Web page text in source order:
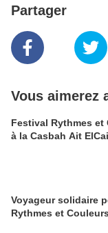
Partager
Vous aimerez
Festival Rythmes et
à la Casbah Ait
Voyageur solidaire
Rythmes et Couleurs